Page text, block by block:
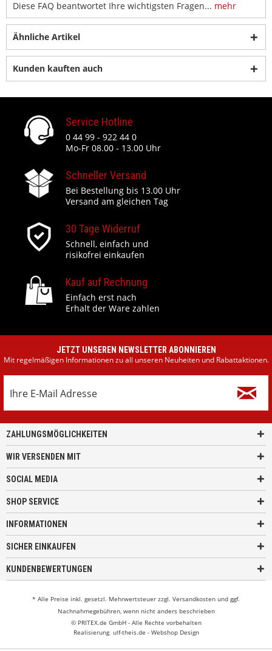
Diese FAQ beantwortet Ihre wichtigsten Fragen... mehr
Ähnliche Artikel
Kunden kauften auch
Service Hotline
0 44 99 - 922 44 0
Mo-Fr 08.00 - 13.00 Uhr
Schneller Versand
Bei Bestellung bis 13.00 Uhr
Versand am gleichen Tag
30 Tage Widerruf
Schnell, einfach und
risikofrei einkaufen
Kauf auf Rechnung
Einfach erst nach
Erhalt der Ware zahlen
JETZT UNSEREN NEWSLETTER ABONNIEREN
Mit regelmäßigen Informationen zu all unseren Neuheiten und Rabattaktionen.
ZAHLUNGSMÖGLICHKEITEN
WIR VERSENDEN MIT
SOCIAL MEDIA
SHOP SERVICE
INFORMATIONEN
SICHER EINKAUFEN
KUNDENBEWERTUNGEN
* Alle Preise inkl. gesetzl. Mehrwertsteuer zzgl. Versandkosten und ggf.
Nachnahmegebühren, wenn nicht anders beschrieben
© PRITEX.de GmbH - Alle Rechte vorbehalten
Realisierung ulf-theis.de - Webshop Design